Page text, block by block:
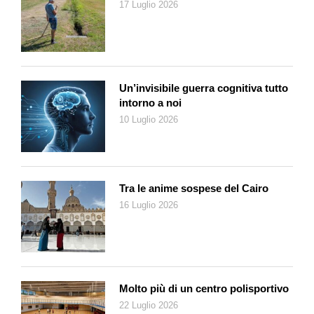
della mucosa vaginale e la conseguente riduzione
dell’elasticità, mentre anche la mucosa della vescica va
incontro a processi di indebolimento che si possono
manifestare con cistiti e disturbi della minzione. Infine bisogna
causa secchezza, riduzione dell’elasticità, diradazione dei peli
e diminuzione delle funzioni ghiandolari».
E veniamo a quei disturbi cosiddetti psicologici: «Ansia,
irritabilità, modificazione dell’umore, insonnia, disturbi della
sessualità (diminuzione del desiderio)». Di fronte a questi
paziente, spiega il dottor Buttarelli ricordando come ogni donna
sia un piccolo mondo a sé: «Se è appurato che questi sintomi
si possono manifestare con la mancanza di estrogeni (
ormoni femminili), è pure dimostrato che la menopausa di per
sé non è causa diretta di depressione e che eventuali disturbi
marcato del periodo delicato e dalla presa di coscienza del
cambiamento che sopravviene in ciascuna donna».
17 Luglio 2026
Un’invisibile guerra cognitiva tutto
intorno a noi
10 Luglio 2026
Tra le anime sospese del Cairo
16 Luglio 2026
Molto più di un centro polisportivo
22 Luglio 2026